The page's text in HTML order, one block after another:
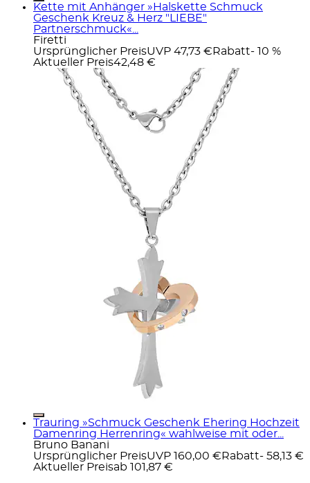
Kette mit Anhänger »Halskette Schmuck
Geschenk Kreuz & Herz "LIEBE"
Partnerschmuck«...
Firetti
Ursprünglicher PreisUVP 47,73 € Rabatt- 10 %
Aktueller Preis42,48 €
Trauring »Schmuck Geschenk Ehering Hochzeit
Damenring Herrenring« wahlweise mit oder...
Bruno Banani
Ursprünglicher PreisUVP 160,00 € Rabatt- 58,13 €
Aktueller Preisab 101,87 €